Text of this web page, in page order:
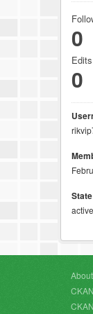
0
Edits
0
State
active